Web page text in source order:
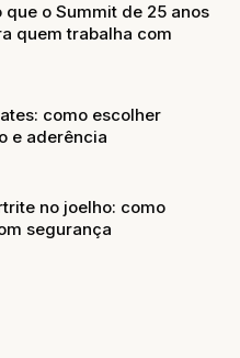
o Summit de 25 anos
quem trabalha com
como escolher
e aderência
no joelho: como
segurança